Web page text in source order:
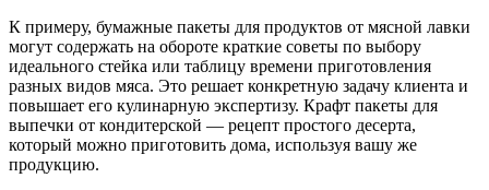
К примеру, бумажные пакеты для продуктов от мясной лавки
могут содержать на обороте краткие советы по выбору
идеального стейка или таблицу времени приготовления
разных видов мяса. Это решает конкретную задачу клиента и
повышает его кулинарную экспертизу. Крафт пакеты для
выпечки от кондитерской — рецепт простого десерта,
который можно приготовить дома, используя вашу же
продукцию.